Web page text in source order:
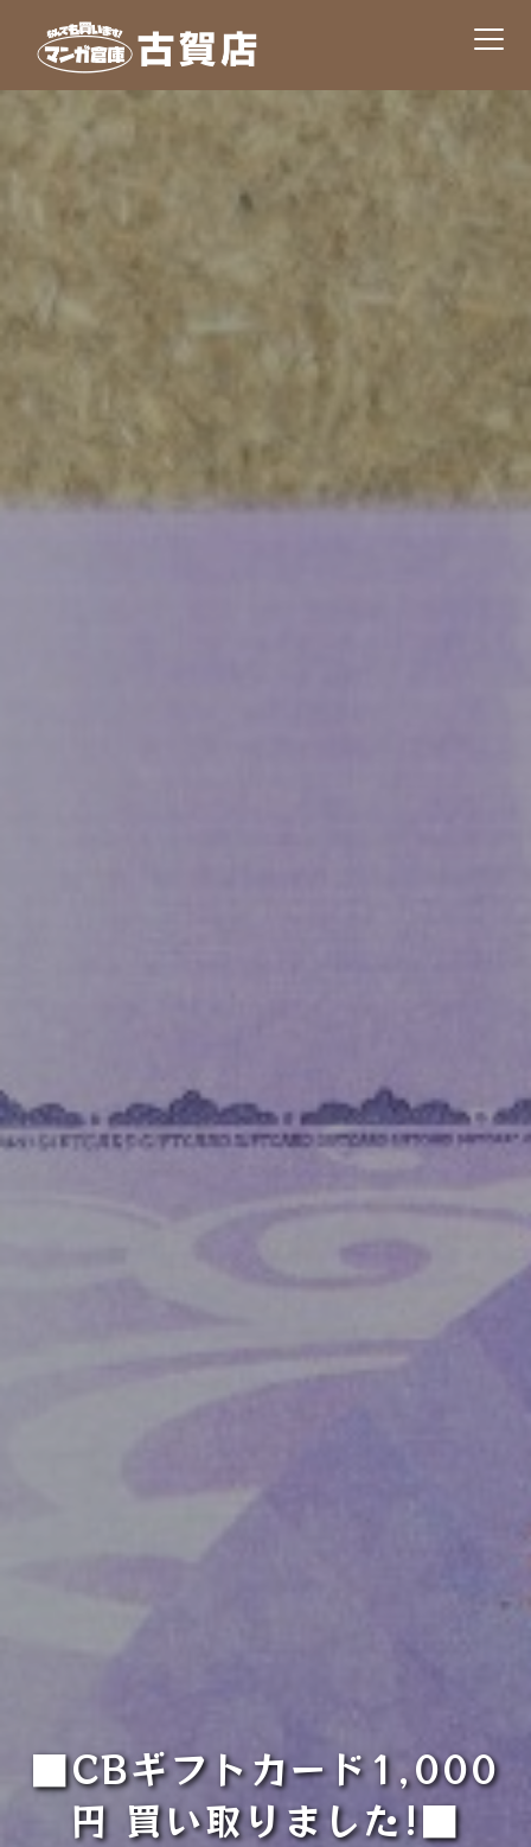
■CBギフトカード1,000
円 買い取りました!■